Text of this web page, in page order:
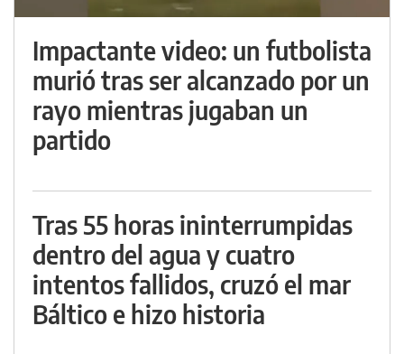
Impactante video: un futbolista
murió tras ser alcanzado por un
rayo mientras jugaban un
partido
Tras 55 horas ininterrumpidas
dentro del agua y cuatro
intentos fallidos, cruzó el mar
Báltico e hizo historia